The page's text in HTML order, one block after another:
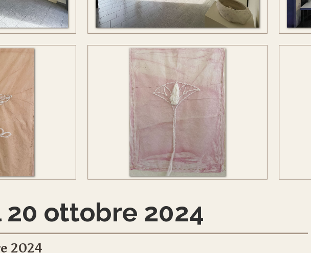
20 ottobre 2024
2024